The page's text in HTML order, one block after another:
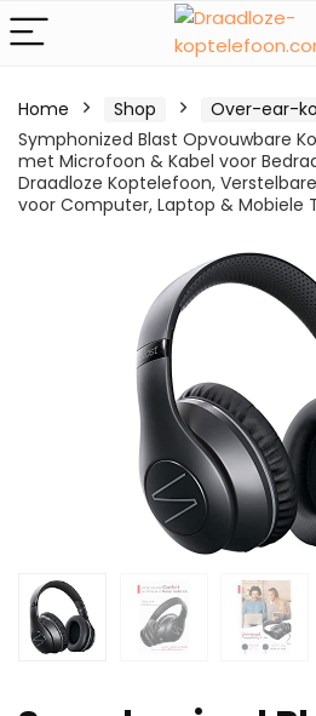
Home Shop
Over-ear-
Symphonized Blast Opvouwbare
met Microfoon & Kabel voor
Draadloze Koptelefoon,
voor Computer, Laptop & Mobiele